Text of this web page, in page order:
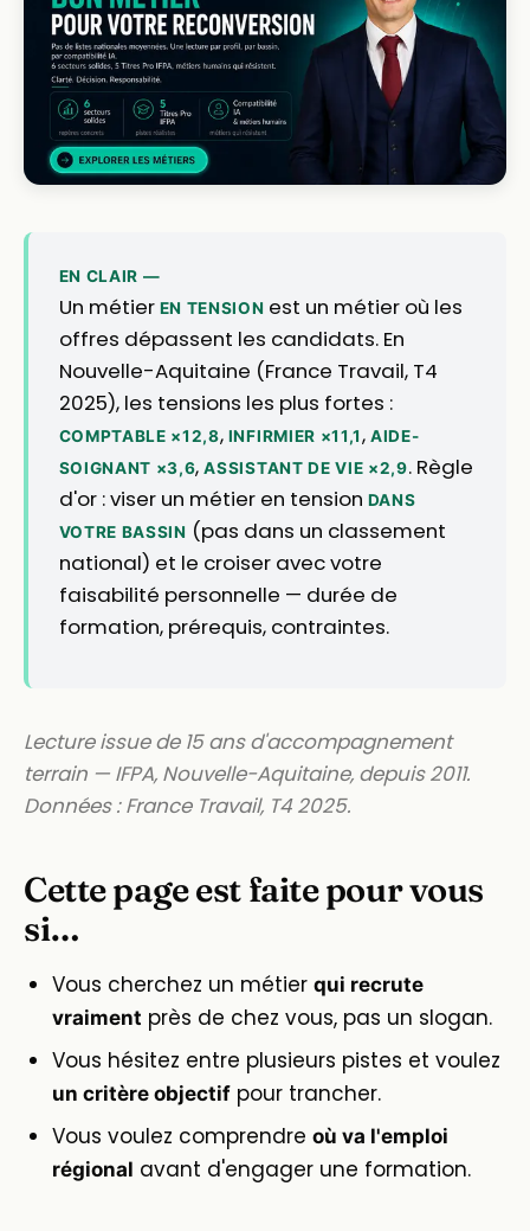
EN CLAIR —
Un métier EN TENSION est un métier où les
offres dépassent les candidats. En
Nouvelle-Aquitaine (France Travail, T4
2025), les tensions les plus fortes :
COMPTABLE ×12,8, INFIRMIER ×11,1, AIDE-
SOIGNANT ×3,6,ASSISTANT DE VIE ×2,9. Règle
d'or : viser un métier en tension DANS
VOTRE BASSIN (pas dans un classement
national) et le croiser avec votre
faisabilité personnelle — durée de
formation, prérequis, contraintes.
Lecture issue de 15 ans d'accompagnement
terrain — IFPA, Nouvelle-Aquitaine, depuis 2011.
Données : France Travail, T4 2025.
Cette page est faite pour vous
si…
Vous cherchez un métier qui recrute
vraiment près de chez vous, pas un slogan.
Vous hésitez entre plusieurs pistes et voulez
un critère objectif pour trancher.
Vous voulez comprendre où va l'emploi
régional avant d'engager une formation.